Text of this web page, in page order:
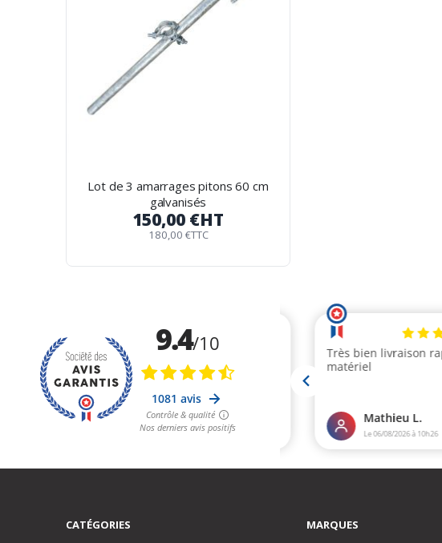
Lot de 3 amarrages pitons 60 cm
galvanisés
150,00 €HT
180,00 €TTC
CATÉGORIES
MARQUES